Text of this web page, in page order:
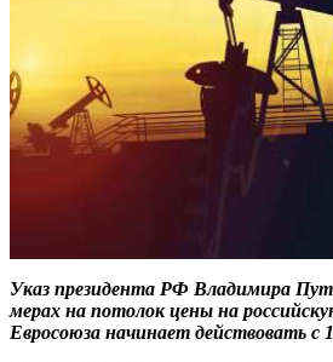
Указ президента РФ Владимира
мерах на потолок цены на
Евросоюза начинает действовать с